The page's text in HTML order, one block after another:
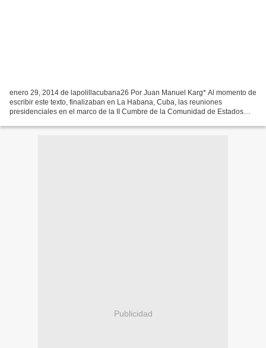
enero 29, 2014 de lapolillacubana26 Por Juan Manuel Karg* Al momento de
escribir este texto, finalizaban en La Habana, Cuba, las reuniones
presidenciales en el marco de la II Cumbre de la Comunidad de Estados
Publicidad